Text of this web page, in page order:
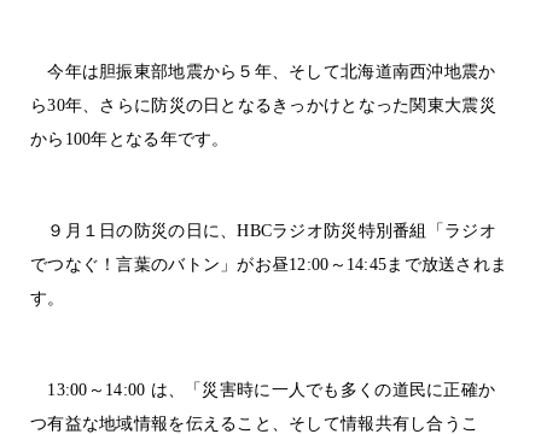
今年は胆振東部地震から５年、そして北海道南西沖地震か
ら30年、さらに防災の日となるきっかけとなった関東大震災
から100年となる年です。
９月１日の防災の日に、HBCラジオ防災特別番組「ラジオ
でつなぐ！言葉のバトン」がお昼12:00～14:45まで放送されま
す。
13:00～14:00 は、「災害時に一人でも多くの道民に正確か
つ有益な地域情報を伝えること、そして情報共有し合うこ